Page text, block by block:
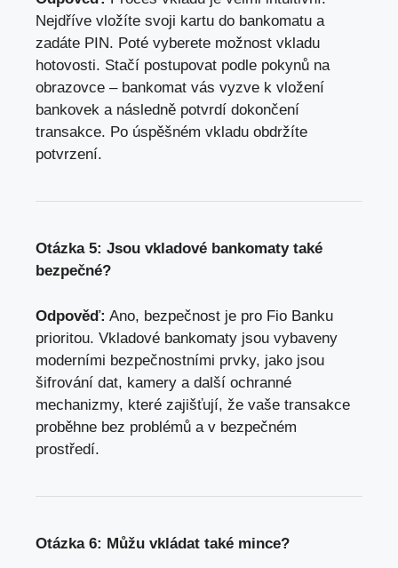
Nejdříve vložíte svoji kartu do bankomatu ​a
zadáte PIN. Poté⁣ vyberete možnost ‍vkladu
hotovosti. Stačí postupovat podle ​pokynů na
obrazovce – bankomat⁢ vás vyzve k‌ vložení
bankovek a následně potvrdí dokončení ​
transakce. ⁢Po úspěšném vkladu obdržíte
potvrzení.
Otázka 5: Jsou vkladové⁣ bankomaty také
bezpečné?
Odpověď: Ano,​ bezpečnost ⁣je pro Fio⁣ Banku
prioritou. Vkladové⁢ bankomaty jsou vybaveny
moderními bezpečnostními prvky, jako jsou⁣
šifrování dat, kamery a​ další ochranné
mechanizmy, které zajišťují, že⁤ vaše transakce
proběhne bez problémů a v bezpečném
prostředí.
Otázka 6: Můžu vkládat ⁢také mince?